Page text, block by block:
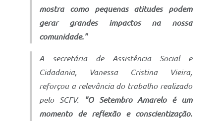
mostra como pequenas atitudes podem
gerar grandes impactos na nossa
comunidade."
A secretária de Assistência Social e
Cidadania, Vanessa Cristina Vieira,
reforçou a relevância do trabalho realizado
pelo SCFV.
"O Setembro Amarelo é um
momento de reflexão e conscientização.